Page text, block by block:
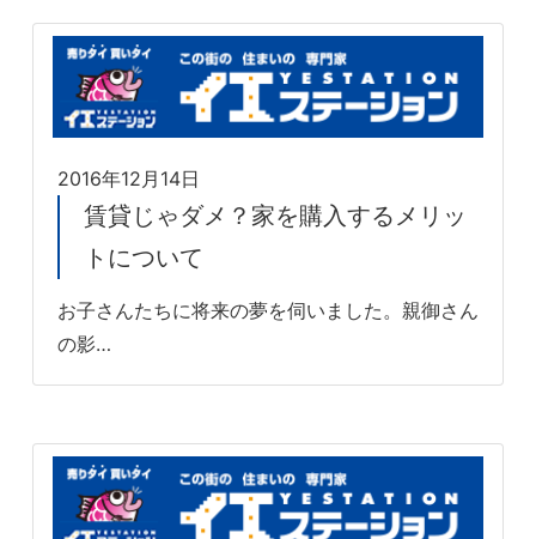
2016年12月14日
賃貸じゃダメ？家を購入するメリッ
トについて
お子さんたちに将来の夢を伺いました。親御さん
の影…